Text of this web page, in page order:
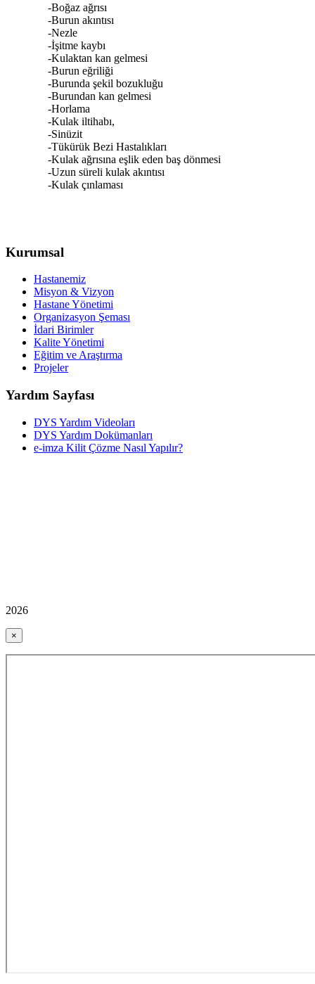
-Boğaz ağrısı
-Burun akıntısı
-Nezle
-İşitme kaybı
-Kulaktan kan gelmesi
-Burun eğriliği
-Burunda şekil bozukluğu
-Burundan kan gelmesi
-Horlama
-Kulak iltihabı,
-Sinüzit
-Tükürük Bezi Hastalıkları
-Kulak ağrısına eşlik eden baş dönmesi
-Uzun süreli kulak akıntısı
-Kulak çınlaması
Kurumsal
Hastanemiz
Misyon & Vizyon
Hastane Yönetimi
Organizasyon Şeması
İdari Birimler
Kalite Yönetimi
Eğitim ve Araştırma
Projeler
Yardım Sayfası
DYS Yardım Videoları
DYS Yardım Dokümanları
e-imza Kilit Çözme Nasıl Yapılır?
2026
×